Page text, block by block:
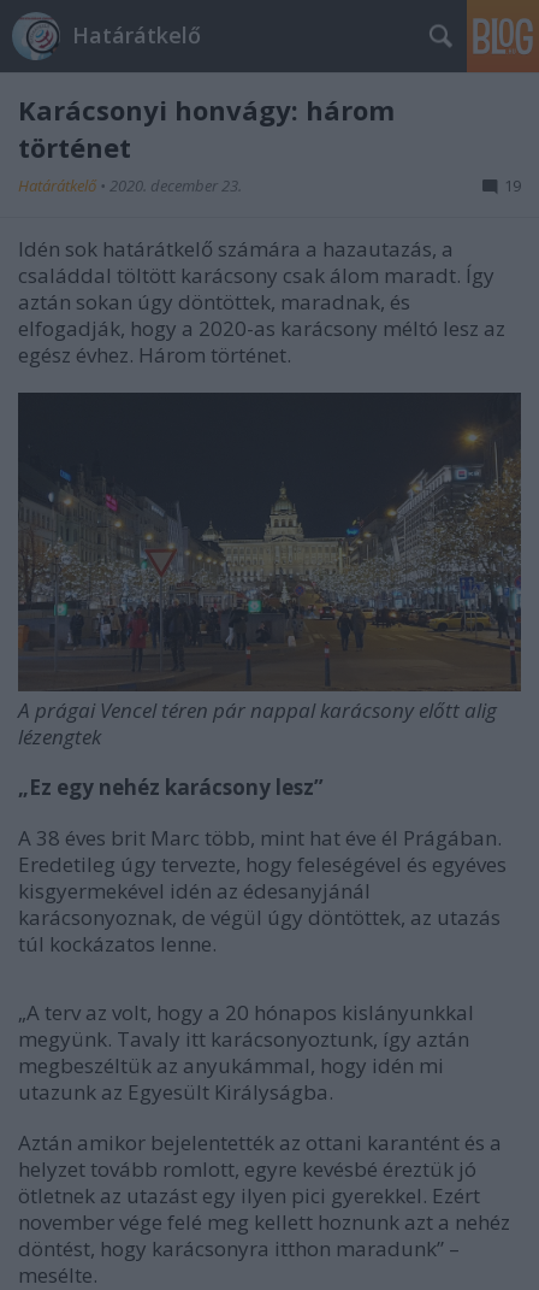
Határátkelő
Karácsonyi honvágy: három
történet
Határátkelő • 2020. december 23. 19
Idén sok határátkelő számára a hazautazás, a
családdal töltött karácsony csak álom maradt. Így
aztán sokan úgy döntöttek, maradnak, és
elfogadják, hogy a 2020-as karácsony méltó lesz az
egész évhez. Három történet.
A prágai Vencel téren pár nappal karácsony előtt alig
lézengtek
„Ez egy nehéz karácsony lesz”
A 38 éves brit Marc több, mint hat éve él Prágában.
Eredetileg úgy tervezte, hogy feleségével és egyéves
kisgyermekével idén az édesanyjánál
karácsonyoznak, de végül úgy döntöttek, az utazás
túl kockázatos lenne.
„A terv az volt, hogy a 20 hónapos kislányunkkal
megyünk. Tavaly itt karácsonyoztunk, így aztán
megbeszéltük az anyukámmal, hogy idén mi
utazunk az Egyesült Királyságba.
Aztán amikor bejelentették az ottani karantént és a
helyzet tovább romlott, egyre kevésbé éreztük jó
ötletnek az utazást egy ilyen pici gyerekkel. Ezért
november vége felé meg kellett hoznunk azt a nehéz
döntést, hogy karácsonyra itthon maradunk” –
mesélte.